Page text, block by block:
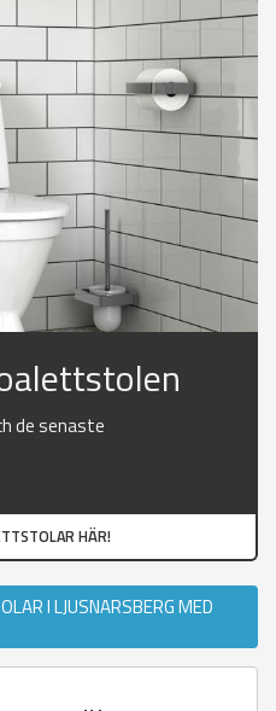
de senaste
HÄR!
I LJUSNARSBERG MED